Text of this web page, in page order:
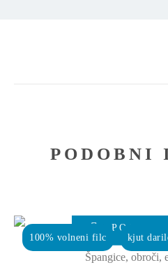
PODOBNI
100% volneni filc kjut
POGLEJ
Špangice, obroči,